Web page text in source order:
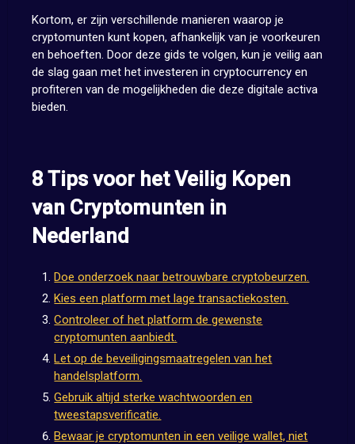
Kortom, er zijn verschillende manieren waarop je
cryptomunten kunt kopen, afhankelijk van je voorkeuren
en behoeften. Door deze gids te volgen, kun je veilig aan
de slag gaan met het investeren in cryptocurrency en
profiteren van de mogelijkheden die deze digitale activa
bieden.
8 Tips voor het Veilig Kopen
van Cryptomunten in
Nederland
Doe onderzoek naar betrouwbare cryptobeurzen.
Kies een platform met lage transactiekosten.
Controleer of het platform de gewenste
cryptomunten aanbiedt.
Let op de beveiligingsmaatregelen van het
handelsplatform.
Gebruik altijd sterke wachtwoorden en
tweestapsverificatie.
Bewaar je cryptomunten in een veilige wallet, niet